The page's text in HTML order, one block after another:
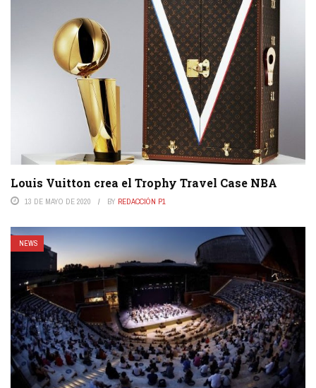
Louis Vuitton crea el Trophy Travel Case NBA
13 DE MAYO DE 2020 BY REDACCIÓN P1
NEWS